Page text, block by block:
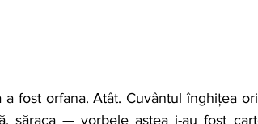
săraca — vorbele astea i-au fost